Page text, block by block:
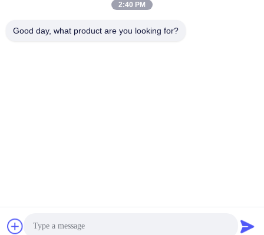
Film Leverancier. Copyright © 2018-2026 Shenzhen Tunsing
Plastic Products Co., Ltd. . Alle rechten voorbehoudena.
2:40 PM
Good day, what product are you looking for?